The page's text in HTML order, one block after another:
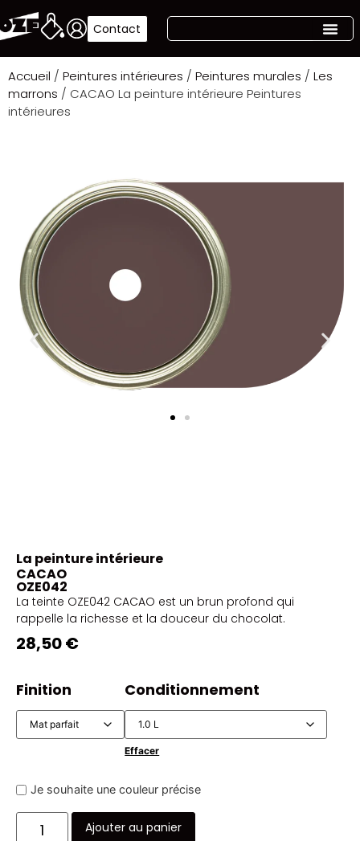
Contact
Accueil / Peintures intérieures / Peintures murales / Les
marrons / CACAO La peinture intérieure Peintures
intérieures
La peinture intérieure
CACAO
OZE042
La teinte OZE042 CACAO est un brun profond qui
rappelle la richesse et la douceur du chocolat.
28,50 €
Finition Conditionnement
Effacer
Je souhaite une couleur précise
Ajouter au panier